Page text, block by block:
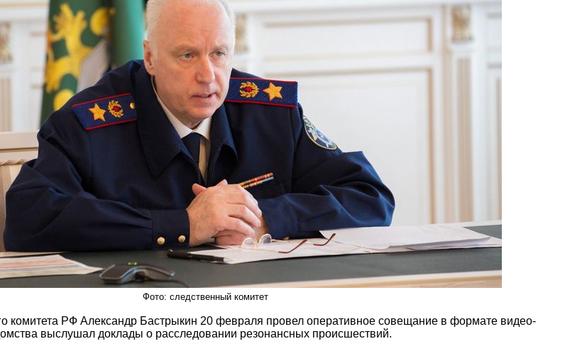
Фото: следственный комитет
комитета РФ Александр Бастрыкин 20 февраля провел оперативное совещание в формате видео-
выслушал доклады о расследовании резонансных происшествий.